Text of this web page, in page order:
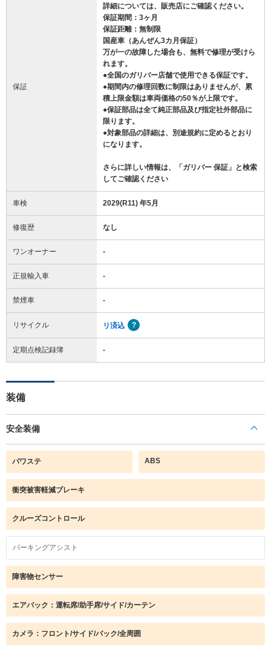
保証
詳細については、販売店にご確認ください。
保証期間：3ヶ月
保証距離：無制限
国産車（あんぜん3カ月保証）
万が一の故障した場合も、無料で修理が受けら
れます。
●全国のガリバー店舗で使用できる保証です。
●期間内の修理回数に制限はありませんが、累
積上限金額は車両価格の50％が上限です。
●保証部品は全て純正部品及び指定社外部品に
限ります。
●対象部品の詳細は、別途規約に定めるとおり
になります。
さらに詳しい情報は、「ガリバー 保証」と検索
してご確認ください
車検 2029(R11) 年5月
修復歴 なし
ワンオーナー -
正規輸入車 -
禁煙車 -
リサイクル リ済込
定期点検記録簿 -
装備
安全装備
パワステ ABS
衝突被害軽減ブレーキ
クルーズコントロール
パーキングアシスト
障害物センサー
エアバック：運転席/助手席/サイド/カーテン
カメラ：フロント/サイド/バック/全周囲